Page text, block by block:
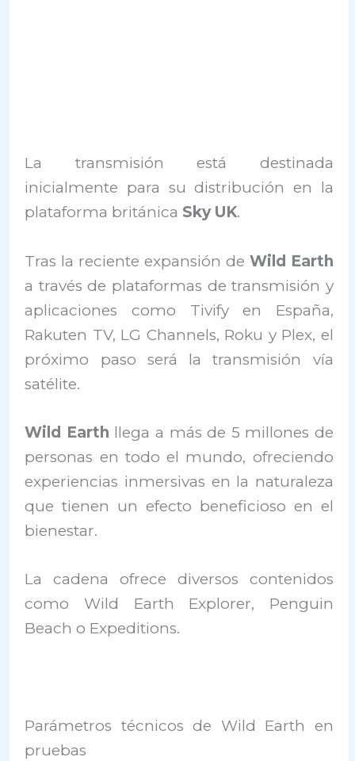
La transmisión está destinada
inicialmente para su distribución en la
plataforma británica Sky UK.
Tras la reciente expansión de Wild Earth
a través de plataformas de transmisión y
aplicaciones como Tivify en España,
Rakuten TV, LG Channels, Roku y Plex, el
próximo paso será la transmisión vía
satélite.
Wild Earth llega a más de 5 millones de
personas en todo el mundo, ofreciendo
experiencias inmersivas en la naturaleza
que tienen un efecto beneficioso en el
bienestar.
La cadena ofrece diversos contenidos
como Wild Earth Explorer, Penguin
Beach o Expeditions.
Parámetros técnicos de Wild Earth en
pruebas